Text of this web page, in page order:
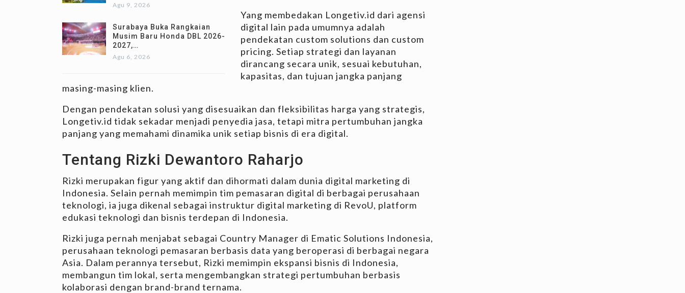
Agu 9, 2026
Surabaya Buka Rangkaian
Musim Baru Honda DBL 2026-
2027,…
Agu 6, 2026
Yang membedakan Longetiv.id dari agensi
digital lain pada umumnya adalah
pendekatan custom solutions dan custom
pricing. Setiap strategi dan layanan
dirancang secara unik, sesuai kebutuhan,
kapasitas, dan tujuan jangka panjang
masing-masing klien.
Dengan pendekatan solusi yang disesuaikan dan fleksibilitas harga yang strategis,
Longetiv.id tidak sekadar menjadi penyedia jasa, tetapi mitra pertumbuhan jangka
panjang yang memahami dinamika unik setiap bisnis di era digital.
Tentang Rizki Dewantoro Raharjo
Rizki merupakan figur yang aktif dan dihormati dalam dunia digital marketing di
Indonesia. Selain pernah memimpin tim pemasaran digital di berbagai perusahaan
teknologi, ia juga dikenal sebagai instruktur digital marketing di RevoU, platform
edukasi teknologi dan bisnis terdepan di Indonesia.
Rizki juga pernah menjabat sebagai Country Manager di Ematic Solutions Indonesia,
perusahaan teknologi pemasaran berbasis data yang beroperasi di berbagai negara
Asia. Dalam perannya tersebut, Rizki memimpin ekspansi bisnis di Indonesia,
membangun tim lokal, serta mengembangkan strategi pertumbuhan berbasis
kolaborasi dengan brand-brand ternama.